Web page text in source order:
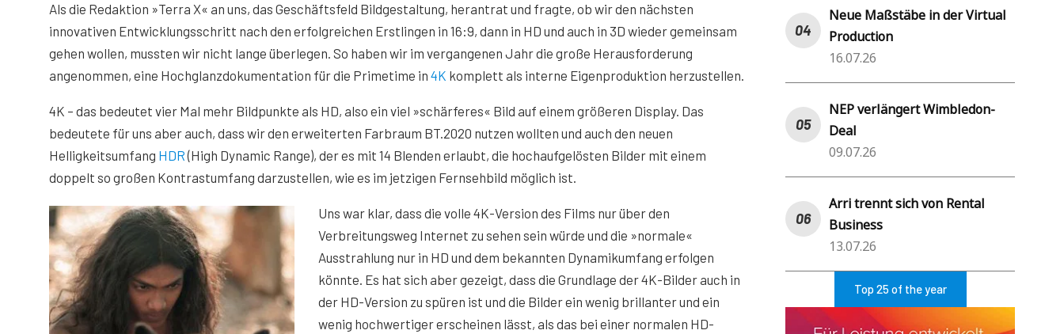
Als die Redaktion »Terra X« an uns, das Geschäftsfeld Bildgestaltung, herantrat und fragte, ob wir den nächsten
innovativen Entwicklungsschritt nach den erfolgreichen Erstlingen in 16:9, dann in HD und auch in 3D wieder gemeinsam
gehen wollen, mussten wir nicht lange überlegen. So haben wir im vergangenen Jahr die große Herausforderung
angenommen, eine Hochglanzdokumentation für die Primetime in 4K komplett als interne Eigenproduktion herzustellen.
4K – das bedeutet vier Mal mehr Bildpunkte als HD, also ein viel »schärferes« Bild auf einem größeren Display. Das
bedeutete für uns aber auch, dass wir den erweiterten Farbraum BT.2020 nutzen wollten und auch den neuen
Helligkeitsumfang HDR(High Dynamic Range), der es mit 14 Blenden erlaubt, die hochaufgelösten Bilder mit einem
doppelt so großen Kontrastumfang darzustellen, wie es im jetzigen Fernsehbild möglich ist.
Uns war klar, dass die volle 4K-Version des Films nur über den
Verbreitungsweg Internet zu sehen sein würde und die »normale«
Ausstrahlung nur in HD und dem bekannten Dynamikumfang erfolgen
könnte. Es hat sich aber gezeigt, dass die Grundlage der 4K-Bilder auch in
der HD-Version zu spüren ist und die Bilder ein wenig brillanter und ein
wenig hochwertiger erscheinen lässt, als das bei einer normalen HD-
Neue Maßstäbe in der Virtual
Production
16.07.26
NEP verlängert Wimbledon-
Deal
09.07.26
Arri trennt sich von Rental
Business
13.07.26
Top 25 of the year